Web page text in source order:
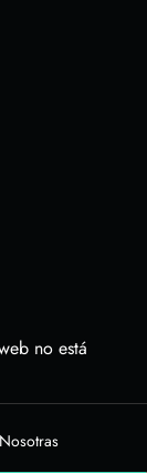
no está